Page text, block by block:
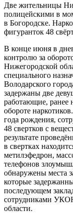
Две жительницы
полицейскими в
в Богородске.
фигуранток 48
В конце июня в
контролю за
Нижегородской
специального
Володарского
задержаны две
работающие, ранее
обороте
года рождения,
48 свертков с
результате
в свертках
метилэфедрон,
телефонов
обнаружены места
которые
последующем
сотрудниками
области.